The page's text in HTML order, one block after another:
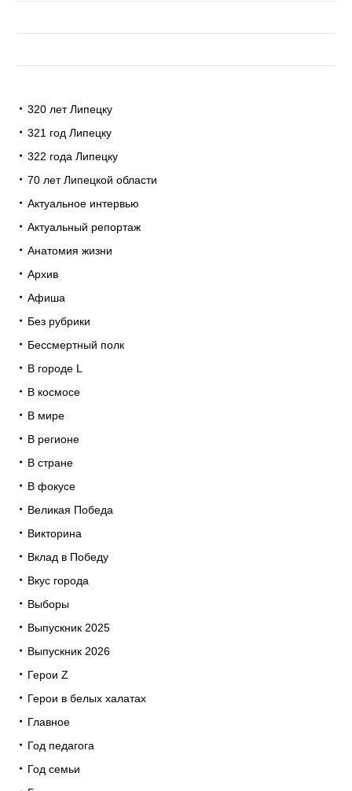
320 лет Липецку
321 год Липецку
322 года Липецку
70 лет Липецкой области
Актуальное интервью
Актуальный репортаж
Анатомия жизни
Архив
Афиша
Без рубрики
Бессмертный полк
В городе L
В космосе
В мире
В регионе
В стране
В фокусе
Великая Победа
Викторина
Вклад в Победу
Вкус города
Выборы
Выпускник 2025
Выпускник 2026
Герои Z
Герои в белых халатах
Главное
Год педагога
Год семьи